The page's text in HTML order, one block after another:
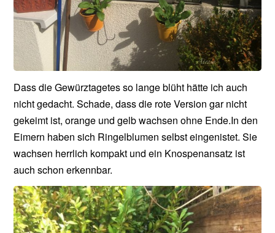
Dass die Gewürztagetes so lange blüht hätte ich auch
nicht gedacht. Schade, dass die rote Version gar nicht
gekeimt ist, orange und gelb wachsen ohne Ende.In den
Eimern haben sich Ringelblumen selbst eingenistet. Sie
wachsen herrlich kompakt und ein Knospenansatz ist
auch schon erkennbar.